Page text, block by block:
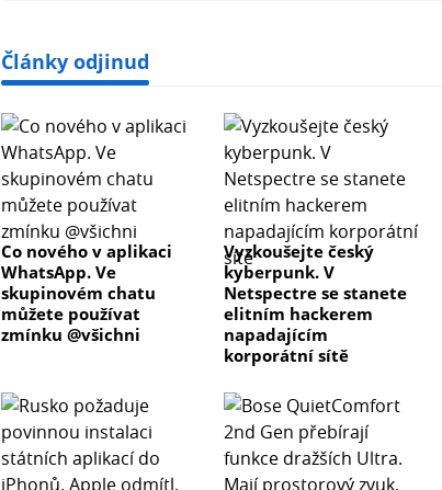
Články odjinud
Co nového v aplikaci
WhatsApp. Ve
skupinovém chatu
můžete používat
zmínku @všichni
Vyzkoušejte český
kyberpunk. V
Netspectre se stanete
elitním hackerem
napadajícím
korporátní sítě